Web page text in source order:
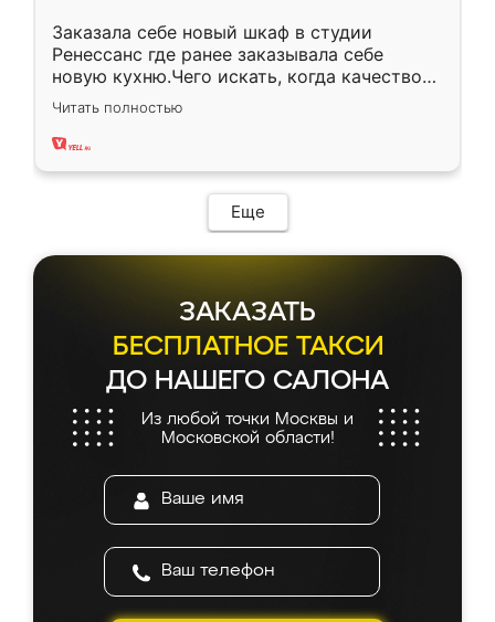
Заказала себе новый шкаф в студии
Ренессанс где ранее заказывала себе
новую кухню.Чего искать, когда качеством
вполне довольна. Служит кухня уже почти
два года, нареканий нет.
Читать полностью
Еще
ЗАКАЗАТЬ
БЕСПЛАТНОЕ ТАКСИ
ДО НАШЕГО САЛОНА
Из любой точки Москвы и
Московской области!